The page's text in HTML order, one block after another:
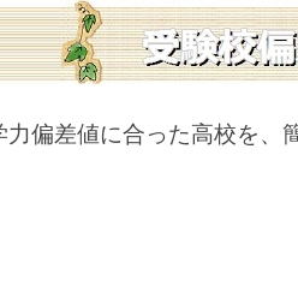
力偏差値に合った高校を、